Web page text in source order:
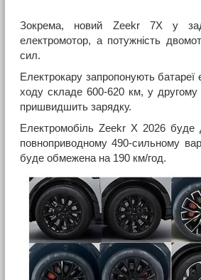
Зокрема, новий Zeekr 7X у
електромотор, а потужність
сил.
Електрокару запропонують
ходу складе 600-620 км, у
пришвидшить зарядку.
Електромобіль Zeekr X 2026 буде
повноприводному 490-сильному
буде обмежена на 190 км/год.